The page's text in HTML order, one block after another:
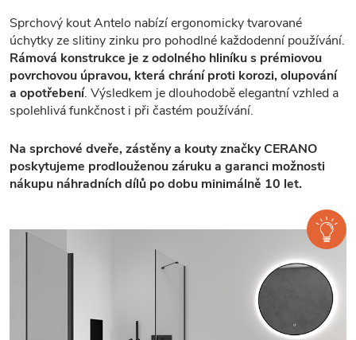
Sprchový kout Antelo nabízí ergonomicky tvarované
úchytky ze slitiny zinku pro pohodlné každodenní používání.
Rámová konstrukce je z odolného hliníku s prémiovou
povrchovou úpravou, která chrání proti korozi, olupování
a opotřebení. Výsledkem je dlouhodobě elegantní vzhled a
spolehlivá funkčnost i při častém používání.
Na sprchové dveře, zástěny a kouty značky CERANO
poskytujeme prodlouženou záruku a garanci možnosti
nákupu náhradních dílů po dobu minimálně 10 let.